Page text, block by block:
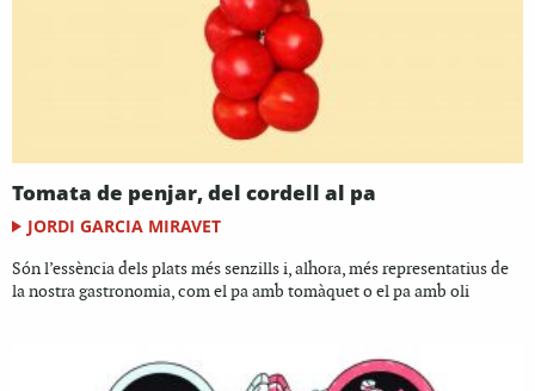
Tomata de penjar, del cordell al pa
JORDI GARCIA MIRAVET
Són l’essència dels plats més senzills i, alhora, més representatius de
la nostra gastronomia, com el pa amb tomàquet o el pa amb oli